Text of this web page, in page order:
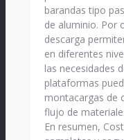
barandas tipo
de aluminio. Por
descarga
en diferentes
las necesidades
plataformas
montacargas de
flujo de
En resumen,